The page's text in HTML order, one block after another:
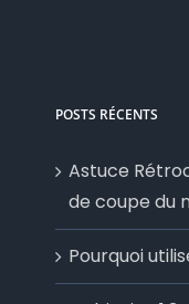
POSTS RÉCENTS
Astuce
de coupe du
Pourquoi